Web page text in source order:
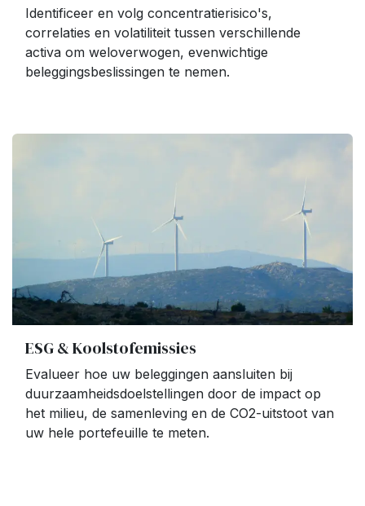
Identificeer en volg concentratierisico's,
correlaties en volatiliteit tussen verschillende
activa om weloverwogen, evenwichtige
beleggingsbeslissingen te nemen.
ESG & Koolstofemissies
Evalueer hoe uw beleggingen aansluiten bij
duurzaamheidsdoelstellingen door de impact op
het milieu, de samenleving en de CO2-uitstoot van
uw hele portefeuille te meten.